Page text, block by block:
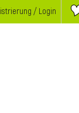
/ Login